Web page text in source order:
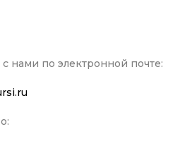
нами по электронной почте: